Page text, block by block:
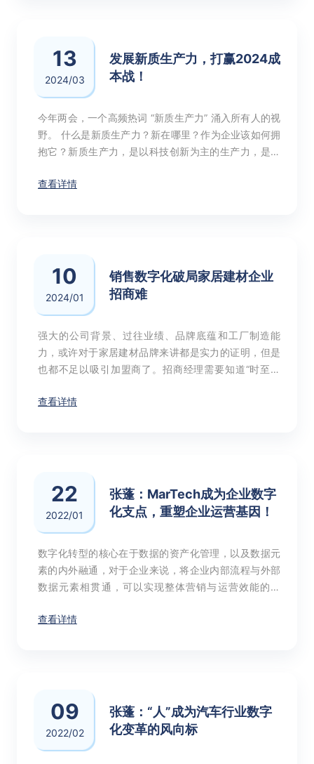
13
2024/03
发展新质生产力，打赢2024成
本战！
今年两会，一个高频热词 “新质生产力” 涌入所有人的视
野。 什么是新质生产力？新在哪里？作为企业该如何拥
抱它？新质生产力，是以科技创新为主的生产力，是摆
数字时代更具融合性、更体现新内涵的生产力。它由“技
查看详情
10
2024/01
销售数字化破局家居建材企业
招商难
强大的公司背景、过往业绩、品牌底蕴和工厂制造能
力，或许对于家居建材品牌来讲都是实力的证明，但是
也都不足以吸引加盟商了。招商经理需要知道“时至今
何证明客户选择你是有价值的，才是招商关注的重点。
查看详情
22
2022/01
张蓬：MarTech成为企业数字
化支点，重塑企业运营基因！
数字化转型的核心在于数据的资产化管理，以及数据元
素的内外融通，对于企业来说，将企业内部流程与外部
数据元素相贯通，可以实现整体营销与运营效能的提
查看详情
09
2022/02
张蓬：“人”成为汽车行业数字
化变革的风向标